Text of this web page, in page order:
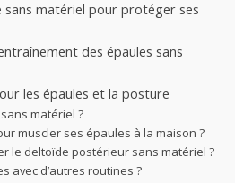
sans matériel pour protéger ses
des épaules sans
les épaules et la posture
matériel ?
muscler ses épaules à la maison ?
le deltoïde postérieur sans matériel ?
avec d’autres routines ?